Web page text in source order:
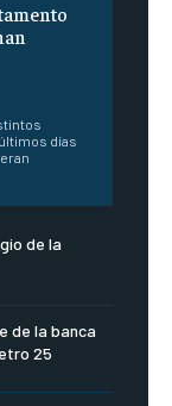
días
de la
de la banca
25